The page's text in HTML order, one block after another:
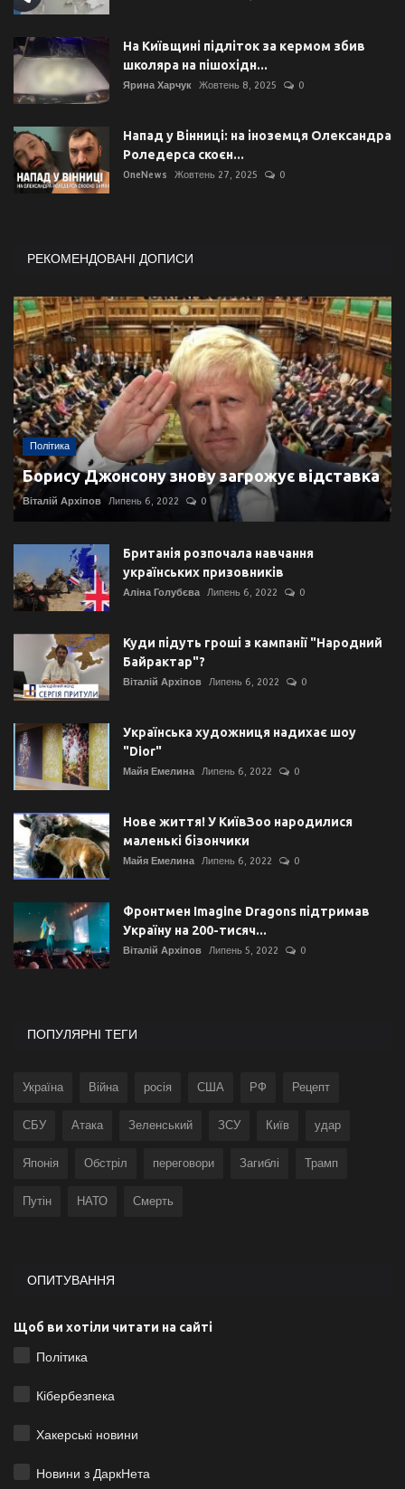
На Київщині підліток за кермом збив
школяра на пішохідн...
Ярина Харчук Жовтень 8, 2025 0
Напад у Вінниці: на іноземця Олександра
Роледерса скоєн...
OneNews Жовтень 27, 2025 0
РЕКОМЕНДОВАНІ ДОПИСИ
Політика
Борису Джонсону знову загрожує відставка
Віталій Архіпов Липень 6, 2022 0
Британія розпочала навчання
українських призовників
Аліна Голубєва Липень 6, 2022 0
Куди підуть гроші з кампанії "Народний
Байрактар"?
Віталій Архіпов Липень 6, 2022 0
Українська художниця надихає шоу
"Dior"
Майя Емелина Липень 6, 2022 0
Нове життя! У КиївЗоо народилися
маленькі бізончики
Майя Емелина Липень 6, 2022 0
Фронтмен Imagine Dragons підтримав
Україну на 200-тисяч...
Віталій Архіпов Липень 5, 2022 0
ПОПУЛЯРНІ ТЕГИ
Україна Війна росія США РФ Рецепт
СБУ Атака Зеленський ЗСУ Київ удар
Японія Обстріл переговори Загиблі Трамп
Путін НАТО Смерть
ОПИТУВАННЯ
Щоб ви хотіли читати на сайті
Політика
Кібербезпека
Хакерські новини
Новини з ДаркНета